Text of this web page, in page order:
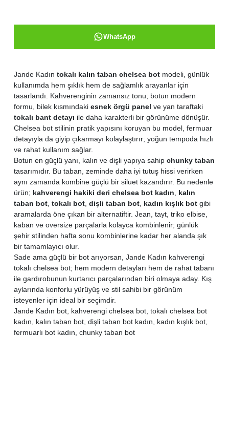
Jande Kadın tokalı kalın taban chelsea botmodeli, günlük
kullanımda hem şıklık hem de sağlamlık arayanlar için
tasarlandı. Kahverenginin zamansız tonu; botun modern
formu, bilek kısmındaki esnek örgü panel ve yan taraftaki
tokalı bant detayı ile daha karakterli bir görünüme dönüşür.
Chelsea bot stilinin pratik yapısını koruyan bu model, fermuar
detayıyla da giyip çıkarmayı kolaylaştırır; yoğun tempoda hızlı
ve rahat kullanım sağlar.
Botun en güçlü yanı, kalın ve dişli yapıya sahip chunky taban
tasarımıdır. Bu taban, zeminde daha iyi tutuş hissi verirken
aynı zamanda kombine güçlü bir siluet kazandırır. Bu nedenle
ürün; kahverengi hakiki deri chelsea bot kadın
kalın
taban bot, tokalı bot, dişli taban bot, kadın kışlık botgibi
aramalarda öne çıkan bir alternatiftir. Jean, tayt, triko elbise,
kaban ve oversize parçalarla kolayca kombinlenir; günlük
şehir stilinden hafta sonu kombinlerine kadar her alanda şık
bir tamamlayıcı olur.
Sade ama güçlü bir bot arıyorsan, Jande Kadın kahverengi
tokalı chelsea bot; hem modern detayları hem de rahat tabanı
ile gardırobunun kurtarıcı parçalarından biri olmaya aday. Kış
aylarında konforlu yürüyüş ve stil sahibi bir görünüm
isteyenler için ideal bir seçimdir.
Jande Kadın bot, kahverengi chelsea bot, tokalı chelsea bot
kadın, kalın taban bot, dişli taban bot kadın, kadın kışlık bot,
fermuarlı bot kadın, chunky taban bot
WhatsApp